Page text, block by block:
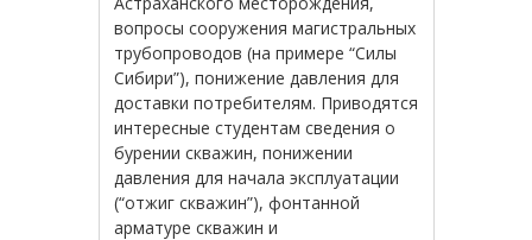
вопросы сооружения магистральных
трубопроводов (на примере “Силы
Сибири”), понижение давления для
доставки потребителям. Приводятся
интересные студентам сведения о
бурении скважин, понижении
давления для начала эксплуатации
(“отжиг скважин”), фонтанной
арматуре скважин и